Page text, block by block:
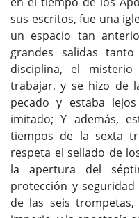
sus escritos, fue una
un espacio tan
grandes salidas
disciplina, el
trabajar, y se hizo de
pecado y estaba
imitado; Y además,
tiempos de la sexta
respeta el sellado de
la apertura del
protección y
de las seis